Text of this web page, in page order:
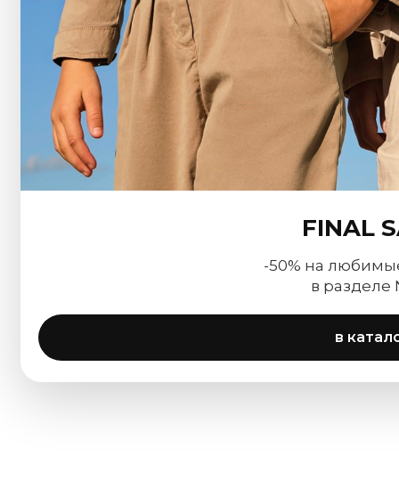
FINAL
-50% на
в разделе
в